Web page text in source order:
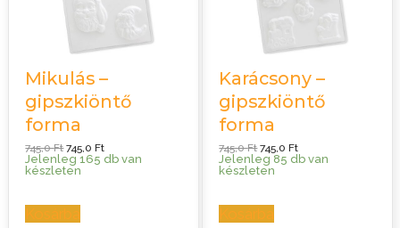
Mikulás –
gipszkiöntő
forma
745,0FtOriginal
price
was:
745,0FtCurrent
price
Jelenleg 165 db van
készleten
Kosárba
Karácsony –
gipszkiöntő
forma
745,0FtOriginal
price
was:
745,0FtCurrent
price
Jelenleg 85 db van
készleten
Kosárba